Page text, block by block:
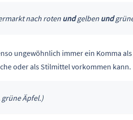
nach roten undgelben und
ungewöhnlich immer ein Komma
oder als Stilmittel vorkommen kann.
grüne Äpfel.)